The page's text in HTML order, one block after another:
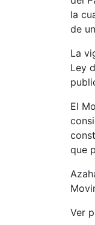
la
de
La
Ley
El
que
Ver